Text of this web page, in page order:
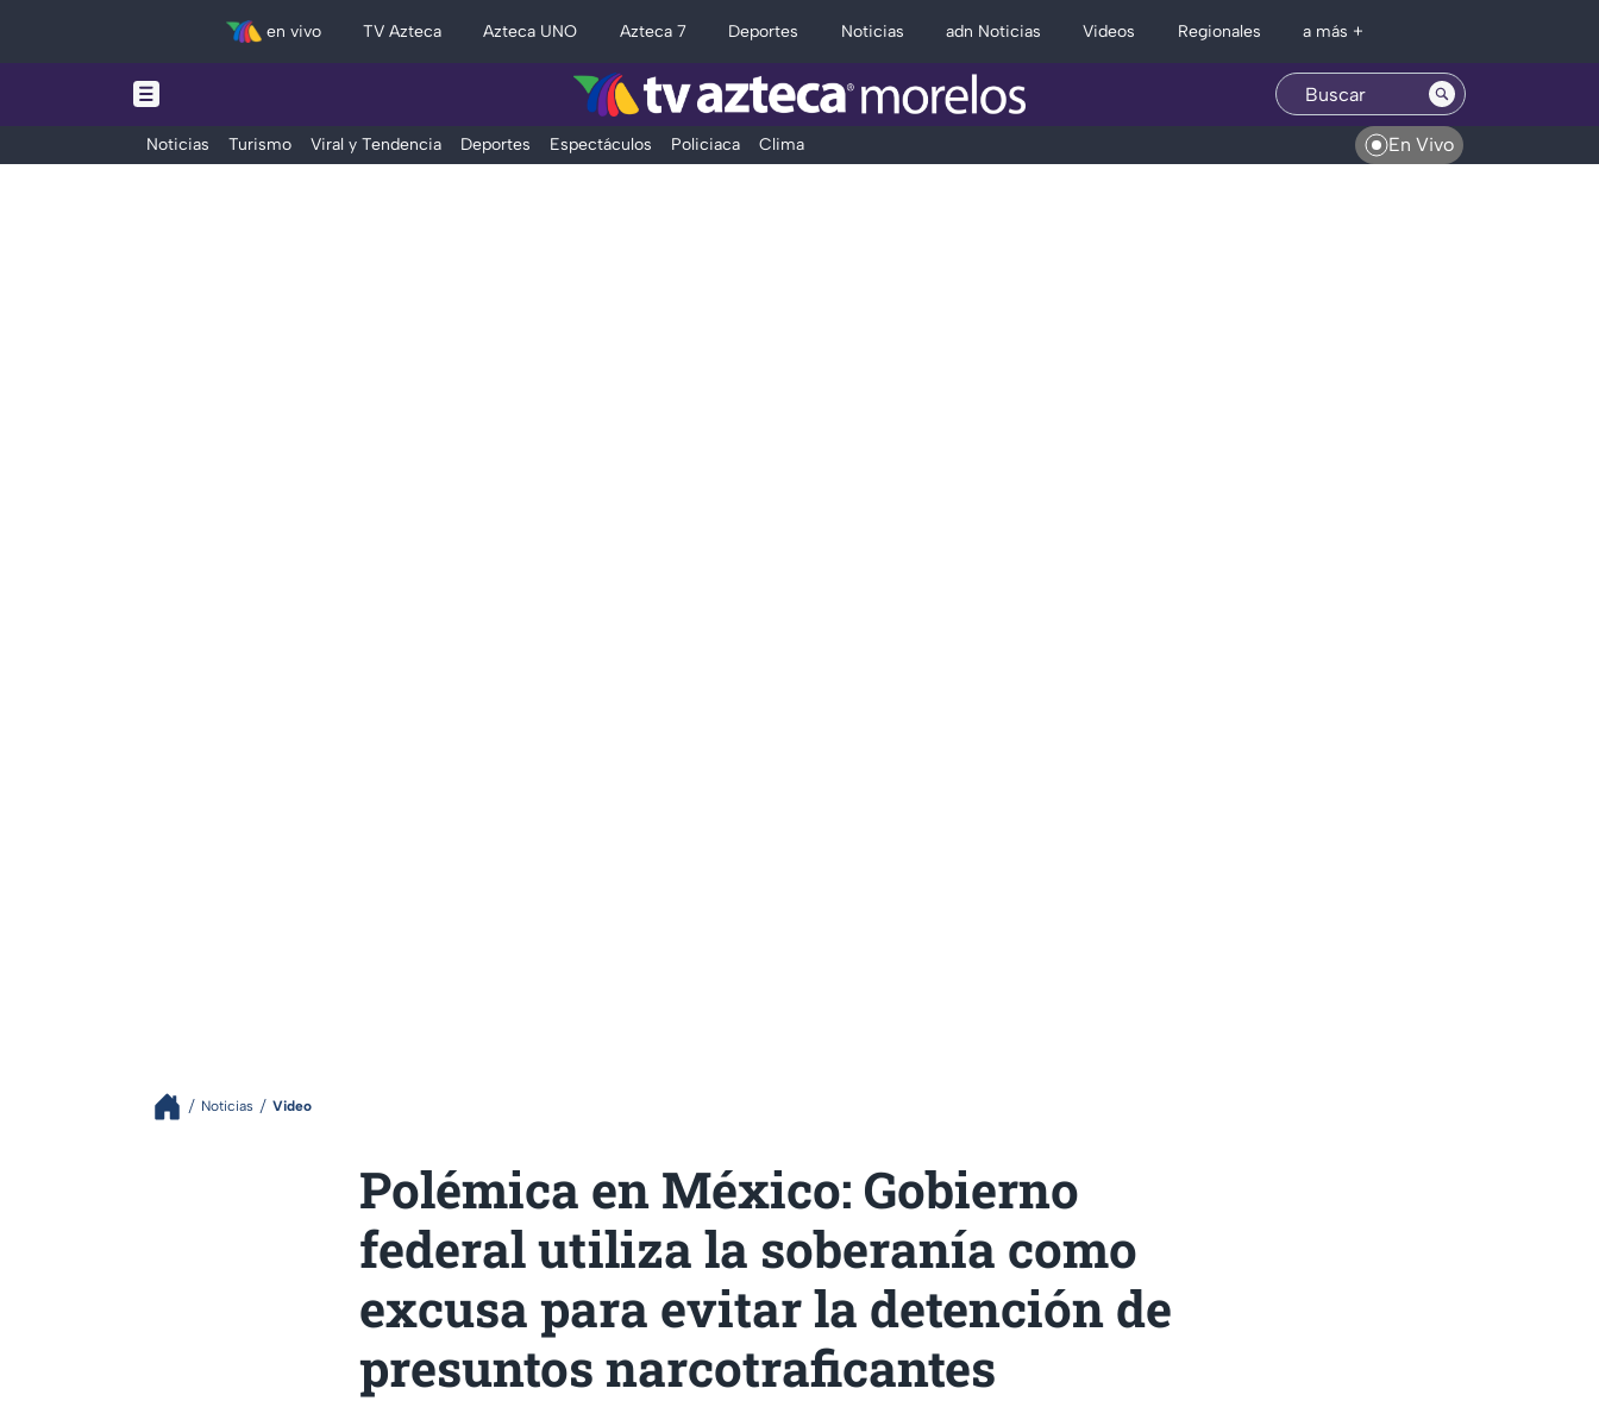
en vivo TV Azteca Azteca UNO Azteca 7 Deportes Noticias adn Noticias Videos Regionales a más +
Noticias Turismo Viral y Tendencia Deportes Espectáculos Policiaca Clima En Vivo
Noticias Video
Polémica en México: Gobierno
federal utiliza la soberanía como
excusa para evitar la detención de
presuntos narcotraficantes